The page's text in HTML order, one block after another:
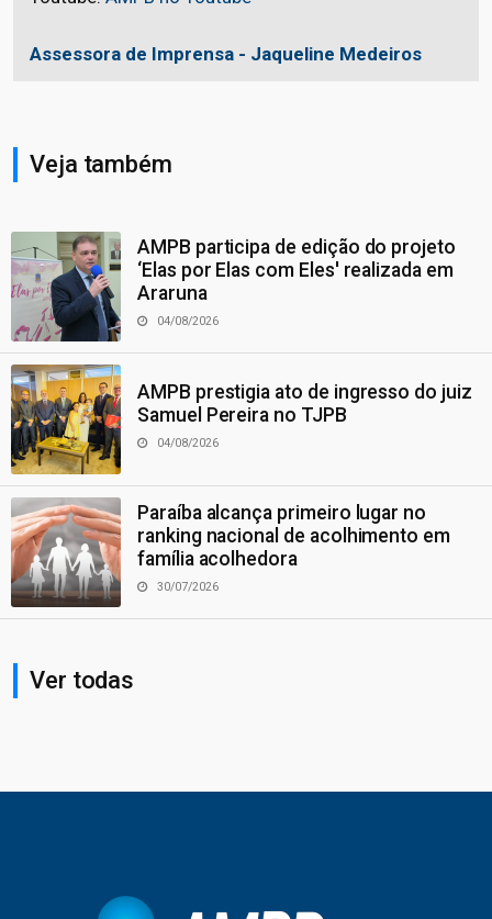
Assessora de Imprensa - Jaqueline Medeiros
Veja também
AMPB participa de edição do projeto
‘Elas por Elas com Eles' realizada em
Araruna
04/08/2026
AMPB prestigia ato de ingresso do juiz
Samuel Pereira no TJPB
04/08/2026
Paraíba alcança primeiro lugar no
ranking nacional de acolhimento em
família acolhedora
30/07/2026
Ver todas